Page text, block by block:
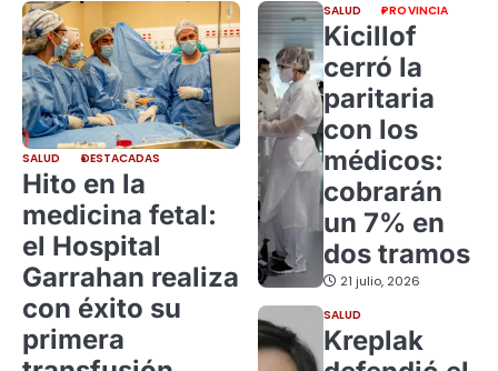
SALUD DESTACADAS
Hito en la
medicina fetal:
el Hospital
Garrahan realiza
con éxito su
primera
SALUD PROVINCIA
Kicillof
cerró la
paritaria
con los
médicos:
cobrarán
un 7% en
dos tramos
21 julio, 2026
SALUD
Kreplak